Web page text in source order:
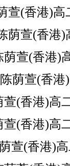
萱(香港)高
荫萱(香港
萱(香港)
荫萱(香
(香港)高
(香港)高
萱(香港)